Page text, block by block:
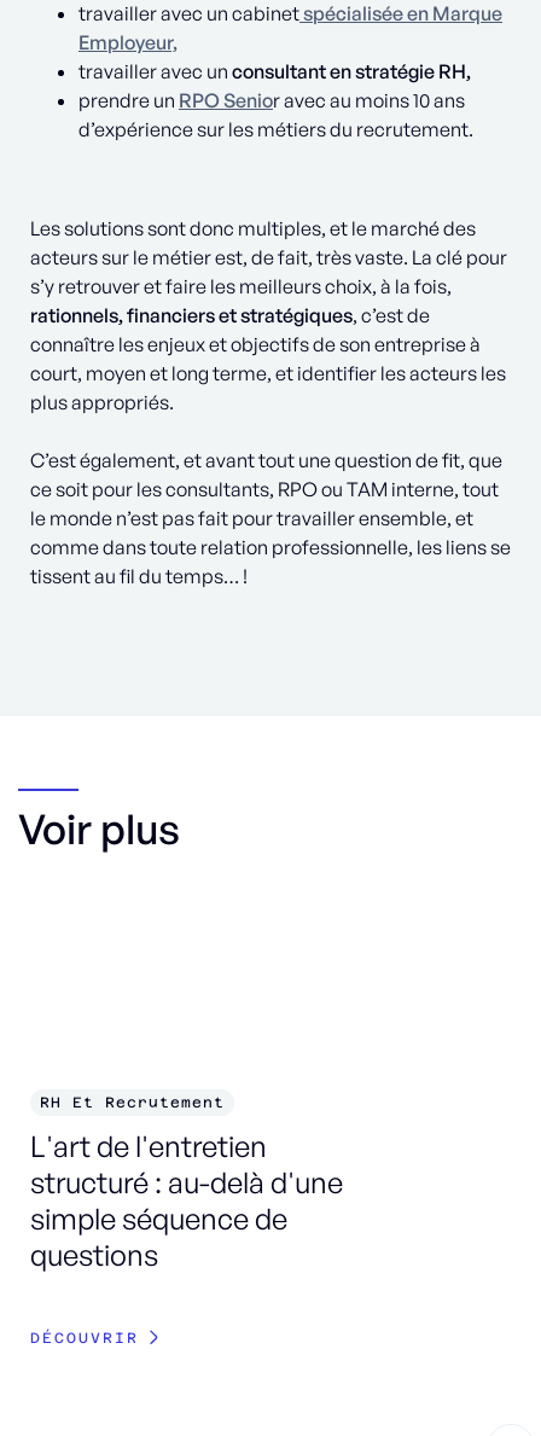
travailler avec un cabinetspécialisée en Marque
Employeur,
travailler avec un consultant en stratégie RH,
prendre un RPO Senior avec au moins 10 ans
d’expérience sur les métiers du recrutement.
Les solutions sont donc multiples, et le marché des
acteurs sur le métier est, de fait, très vaste. La clé pour
s’y retrouver et faire les meilleurs choix, à la fois,
rationnels, financiers et stratégiques, c’est de
connaître les enjeux et objectifs de son entreprise à
court, moyen et long terme, et identifier les acteurs les
plus appropriés.
C’est également, et avant tout une question de fit, que
ce soit pour les consultants, RPO ou TAM interne, tout
le monde n’est pas fait pour travailler ensemble, et
comme dans toute relation professionnelle, les liens se
tissent au fil du temps… !
Voir plus
RH Et Recrutement
L'art de l'entretien
structuré : au-delà d'une
simple séquence de
questions
DÉCOUVRIR